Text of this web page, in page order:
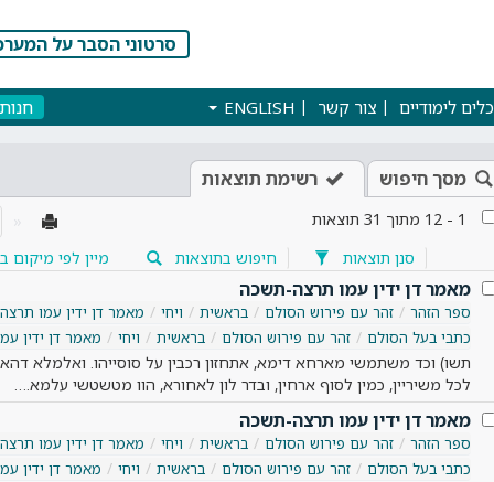
סרטוני הסבר על
כלים לימודיים צור קשר ENGLISH
מסך חיפוש רשימת תוצאות
1
-
12 מתוך 31 תוצאות
סנן תוצאות
חיפוש בתוצאות מיין לפי מיקום
מאמר דן ידין עמו תרצה-תשכה
ספר הזהר זהר עם פירוש הסולם בראשית ויחי
מאמר דן ידין עמו
כתבי בעל הסולם
זהר עם פירוש הסולם בראשית ויחי מאמר דן ידין
תשו) וכד משתמשי מארחא דימא, אתחזון רכבין על סוסייהו. ואלמלא
לכל משיריין, כמין לסוף ארחין, ובדר לון לאחורא, הוו מטשטשי עלמא.…
מאמר דן ידין עמו תרצה-תשכה
ספר הזהר זהר עם פירוש הסולם בראשית ויחי
מאמר דן ידין עמו
כתבי בעל הסולם
זהר עם פירוש הסולם בראשית ויחי מאמר דן ידין